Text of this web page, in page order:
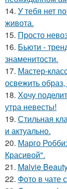
14. У тебя нет
живота.
15. Просто
16. Бьюти -
знаменитости.
17. Мастер-
освежить
18. Хочу
утра невесты!
19. Стильная
и актуально.
20. Марго
Красивой".
21. Malvie
22. Фото в чате